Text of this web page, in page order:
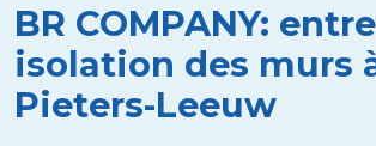
BR COMPANY:
isolation des murs
Pieters-Leeuw